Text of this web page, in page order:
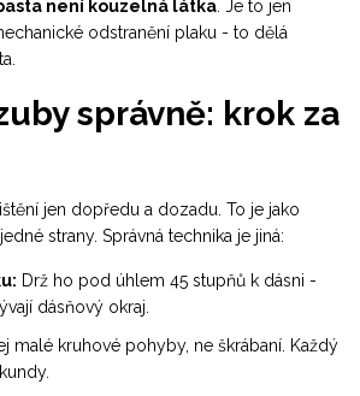
není kouzelná látka . Je to jen
odstranění plaku - to dělá
správně: krok za
jen dopředu a dozadu. To je jako
strany. Správná technika je jiná:
Drž ho pod úhlem 45 stupňů k dásni -
dásňový okraj.
malé kruhové pohyby, ne škrábaní. Každý